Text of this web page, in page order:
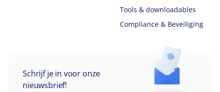
Tools & downloadables
Compliance & Beveiliging
Schrijf je in voor onze
nieuwsbrief!